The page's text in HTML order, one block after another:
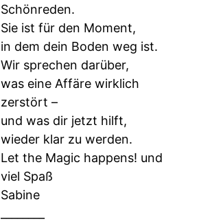
Schönreden.
Sie ist für den Moment,
in dem dein Boden weg ist.
Wir sprechen darüber,
was eine Affäre wirklich
zerstört –
und was dir jetzt hilft,
wieder klar zu werden.
Let the Magic happens! und
viel Spaß
Sabine